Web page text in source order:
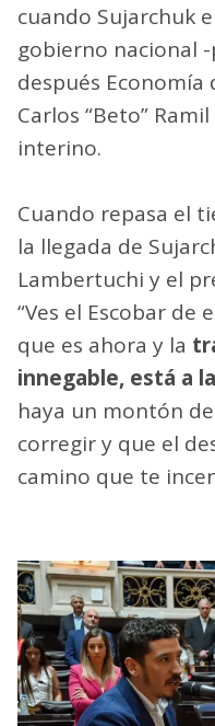
cuando Sujarchuk
gobierno nacional
después
Carlos “Beto”
interino.
Cuando repasa el
la llegada de
Lambertuchi y el
“Ves el Escobar de
que es ahora y la
innegable, está a
haya un montón
corregir y que el
camino que te